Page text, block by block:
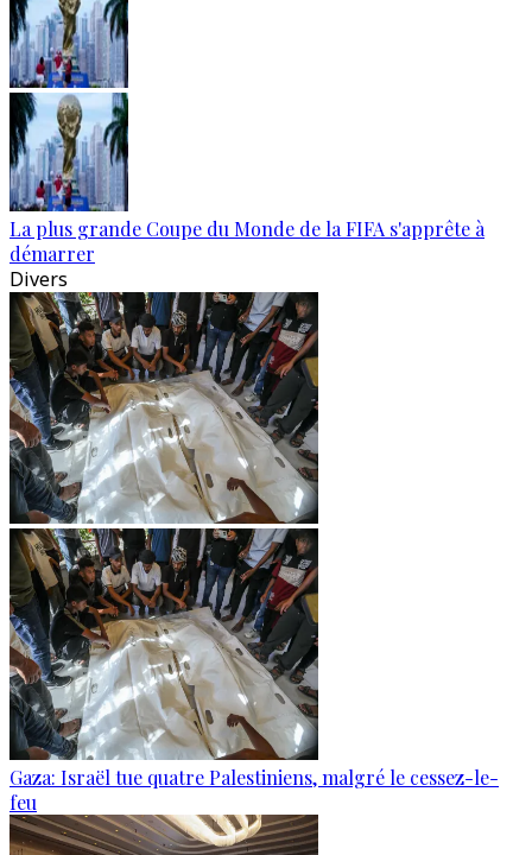
La plus grande Coupe du Monde de la FIFA s'apprête à
démarrer
Divers
Gaza: Israël tue quatre Palestiniens, malgré le cessez-le-
feu